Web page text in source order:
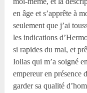
en âge et s’apprête à
seulement que j’ai
les indications
si rapides du mal, et
Iollas qui m’a soigné
empereur en présence
garder sa qualité